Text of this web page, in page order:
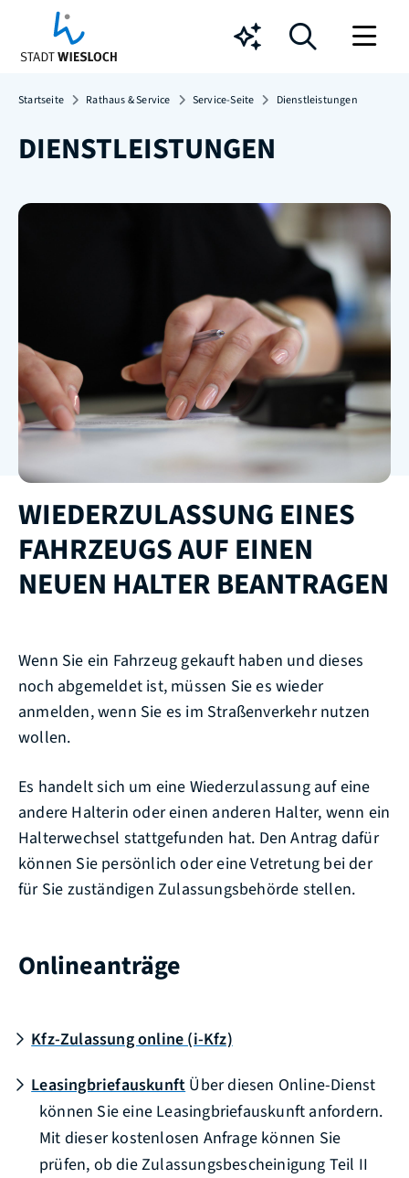
Chatbot
Startseite Rathaus & Service Service-Seite Dienstleistungen
DIENSTLEISTUNGEN
WIEDERZULASSUNG EINES
FAHRZEUGS AUF EINEN
NEUEN HALTER BEANTRAGEN
Wenn Sie ein Fahrzeug gekauft haben und dieses
noch abgemeldet ist, müssen Sie es wieder
anmelden, wenn Sie es im Straßenverkehr nutzen
wollen.
Es handelt sich um eine Wiederzulassung auf eine
andere Halterin oder einen anderen Halter, wenn ein
Halterwechsel stattgefunden hat. Den Antrag dafür
können Sie persönlich oder eine Vetretung bei der
für Sie zuständigen Zulassungsbehörde stellen.
Onlineanträge
Kfz-Zulassung online (i-Kfz)
Leasingbriefauskunft Über diesen Online-Dienst
können Sie eine Leasingbriefauskunft anfordern.
Mit dieser kostenlosen Anfrage können Sie
prüfen, ob die Zulassungsbescheinigung Teil II